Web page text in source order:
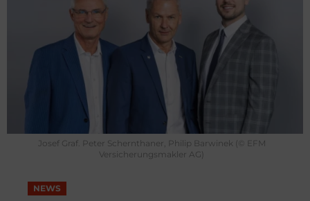
Josef Graf. Peter Schernthaner, Philip Barwinek (© EFM
Versicherungsmakler AG)
NEWS